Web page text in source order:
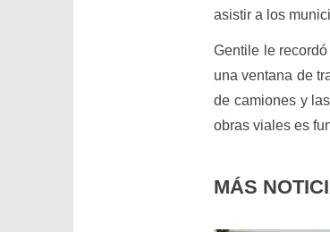
asistir a los
Gentile le
una ventana de
de camiones y
obras viales es
MÁS